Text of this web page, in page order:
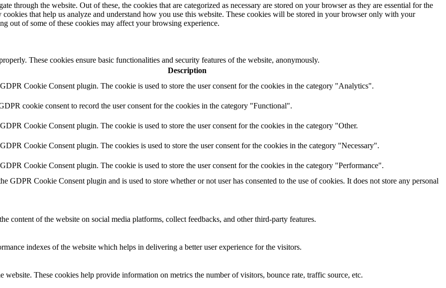
through the website. Out of these, the cookies that are categorized as necessary are stored on your browser as they are essential for the
that help us analyze and understand how you use this website. These cookies will be stored in your browser only with your
out of some of these cookies may affect your browsing experience.
These cookies ensure basic functionalities and security features of the website, anonymously.
Description
Cookie Consent plugin. The cookie is used to store the user consent for the cookies in the category "Analytics".
cookie consent to record the user consent for the cookies in the category "Functional".
Cookie Consent plugin. The cookie is used to store the user consent for the cookies in the category "Other.
Cookie Consent plugin. The cookies is used to store the user consent for the cookies in the category "Necessary".
Cookie Consent plugin. The cookie is used to store the user consent for the cookies in the category "Performance".
GDPR Cookie Consent plugin and is used to store whether or not user has consented to the use of cookies. It does not store any personal
content of the website on social media platforms, collect feedbacks, and other third-party features.
indexes of the website which helps in delivering a better user experience for the visitors.
These cookies help provide information on metrics the number of visitors, bounce rate, traffic source, etc.